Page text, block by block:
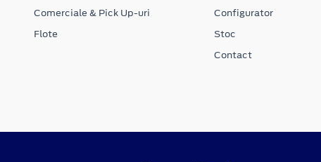
Comerciale & Pick Up-uri
Flote
Configurator
Stoc
Contact